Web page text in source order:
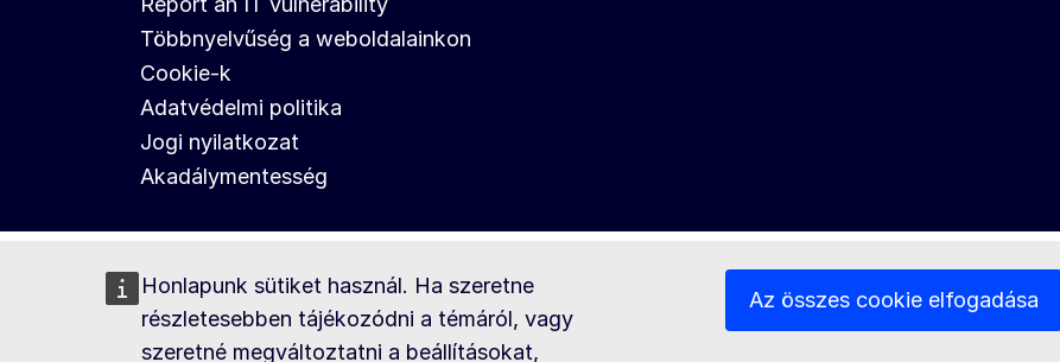
Honlapunk sütiket használ. Ha szeretne
részletesebben tájékozódni a témáról, vagy
szeretné megváltoztatni a beállításokat,
Az összes cookie elfogadása
Többnyelvűség a weboldalainkon
Cookie-k
Adatvédelmi politika
Jogi nyilatkozat
Akadálymentesség